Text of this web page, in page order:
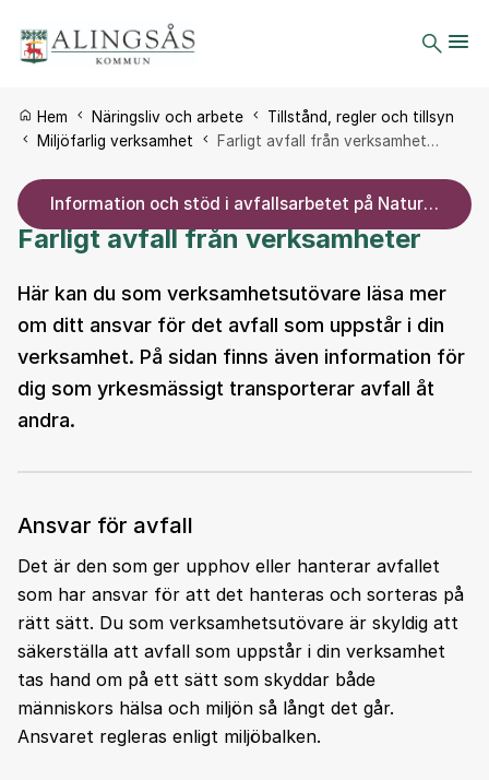
Du är här:
Hem Näringsliv och arbete
Tillstånd, regler och tillsyn
Miljöfarlig verksamhet
Farligt avfall från verksamhet…
Information och stöd i avfallsarbetet på Naturvårdsverkets hemsida
Farligt avfall från verksamheter
Här kan du som verksamhetsutövare läsa mer
om ditt ansvar för det avfall som uppstår i din
verksamhet. På sidan finns även information för
dig som yrkesmässigt transporterar avfall åt
andra.
Ansvar för avfall
Det är den som ger upphov eller hanterar avfallet
som har ansvar för att det hanteras och sorteras på
rätt sätt. Du som verksamhetsutövare är skyldig att
säkerställa att avfall som uppstår i din verksamhet
tas hand om på ett sätt som skyddar både
människors hälsa och miljön så långt det går.
Ansvaret regleras enligt miljöbalken.